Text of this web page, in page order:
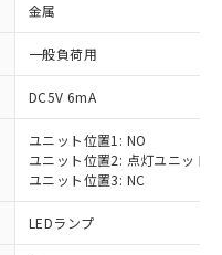
金属
一般負荷用
DC5V 6mA
ユニット位置1: NO
ユニット位置2: 点灯ユニット
ユニット位置3: NC
LEDランプ